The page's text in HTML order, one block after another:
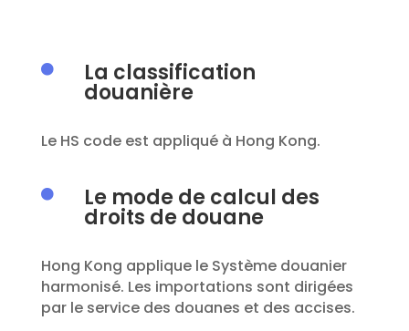
 La classification
douanière
Le HS code est appliquéà Hong Kong.
 Le mode de calcul des
droits de douane
Hong Kong applique le Système douanier
harmonisé. Les importations sont dirigées
par le service des douanes et des accises.